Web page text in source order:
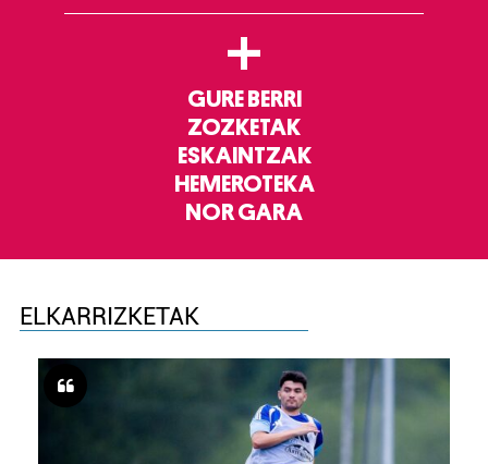
+
GURE BERRI
ZOZKETAK
ESKAINTZAK
HEMEROTEKA
NOR GARA
ELKARRIZKETAK